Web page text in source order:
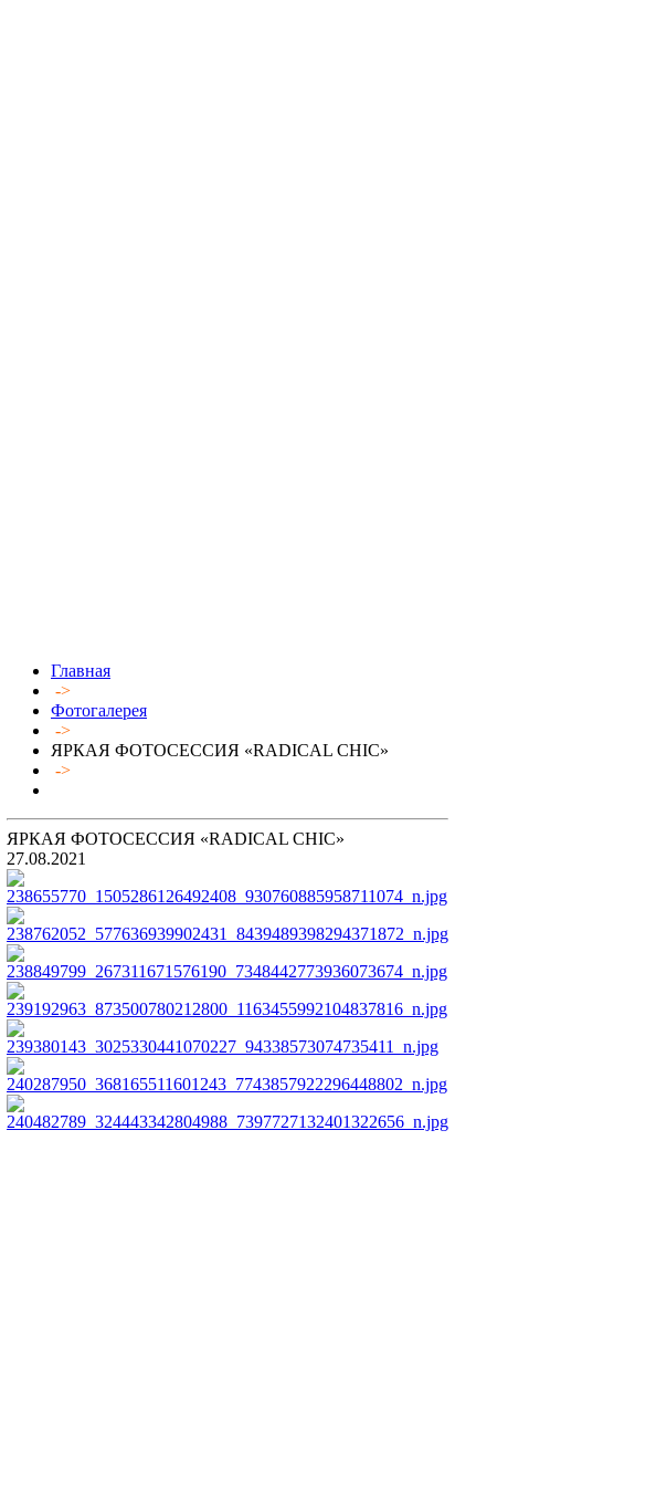
Главная
->
Фотогалерея
->
ЯРКАЯ ФОТОСЕССИЯ «RADICAL CHIC»
->
ЯРКАЯ ФОТОСЕССИЯ «RADICAL CHIC»
27.08.2021